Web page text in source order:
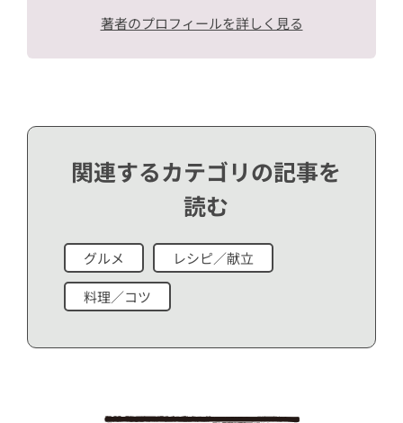
著者のプロフィールを詳しく見る
関連するカテゴリの記事を
読む
グルメ レシピ／献立
料理／コツ